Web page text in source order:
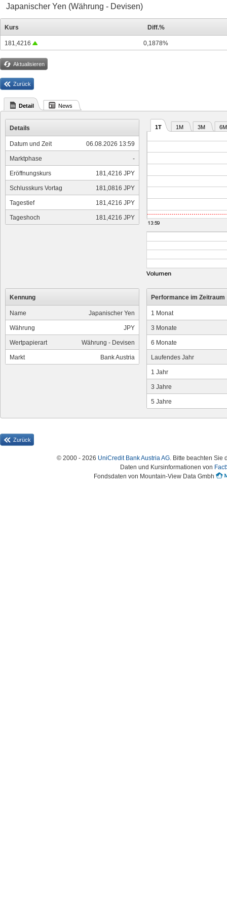
Japanischer Yen (Währung - Devisen)
Kurs Diff.%
181,4216 0,1878%
Aktualisieren
Zurück
Detail News
Details
Datum und Zeit 06.08.2026 13:59
Marktphase -
Eröffnungskurs 181,4216 JPY
Schlusskurs Vortag 181,0816 JPY
Tagestief 181,4216 JPY
Tageshoch 181,4216 JPY
1T 1M 3M 6M
Kennung
Name Japanischer Yen
Währung JPY
Wertpapierart Währung - Devisen
Markt Bank Austria
Performance im Zeitraum
1 Monat
3 Monate
6 Monate
Laufendes Jahr
1 Jahr
3 Jahre
5 Jahre
Zurück
© 2000 - 2026 UniCredit Bank Austria AG. Bitte beachten Sie
Daten und Kursinformationen von
Fondsdaten von Mountain-View Data Gmbh